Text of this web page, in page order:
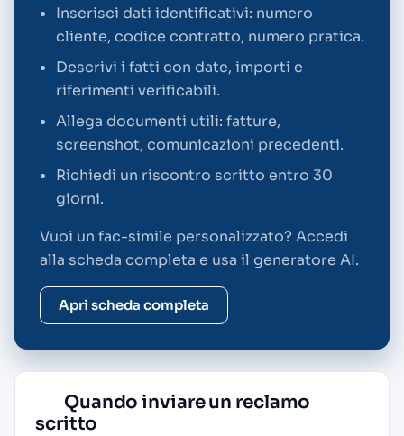
Inserisci dati identificativi: numero
cliente, codice contratto, numero pratica.
Descrivi i fatti con date, importi e
riferimenti verificabili.
Allega documenti utili: fatture,
screenshot, comunicazioni precedenti.
Richiedi un riscontro scritto entro 30
giorni.
Vuoi un fac-simile personalizzato? Accedi
alla scheda completa e usa il generatore AI.
Apri scheda completa
Quando inviare un reclamo
scritto